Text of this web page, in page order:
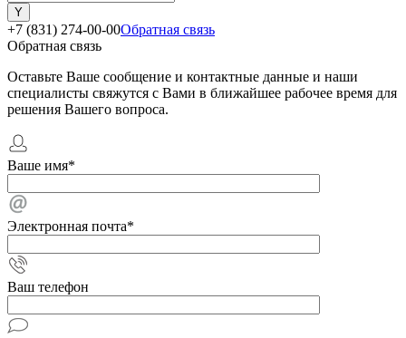
+7 (831) 274-00-00Обратная связь
Обратная связь
Оставьте Ваше сообщение и контактные данные и наши
специалисты свяжутся с Вами в ближайшее рабочее время для
решения Вашего вопроса.
Ваше имя*
Электронная почта*
Ваш телефон